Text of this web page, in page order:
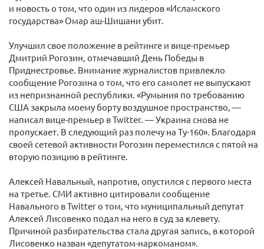
и новость о том, что один из лидеров «Исламского
государства» Омар аш-Шишани убит.
Улучшил свое положение в рейтинге и вице-премьер
Дмитрий Рогозин, отмечавший День Победы в
Приднестровье. Внимание журналистов привлекло
сообщение Рогозина о том, что его самолет не выпускают
из непризнанной республики. «Румыния по требованию
США закрыла моему борту воздушное пространство, —
написал вице-премьер в Twitter. — Украина снова не
пропускает. В следующий раз полечу на Ту-160». Благодаря
своей сетевой активности Рогозин переместился с пятой на
вторую позицию в рейтинге.
Алексей Навальный, напротив, опустился с первого места
на третье. СМИ активно цитировали сообщение
Навального в Twitter о том, что муниципальный депутат
Алексей Лисовенко подал на него в суд за клевету.
Причиной разбирательства стала другая запись, в которой
Лисовенко назван «депутатом-наркоманом».